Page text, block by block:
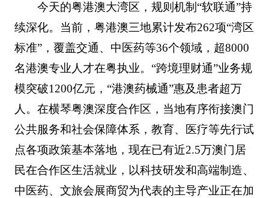
今天的粤港澳大湾区，规则机制“软联通”持
续深化。当前，粤港澳三地累计发布262项“湾区
标准”，覆盖交通、中医药等36个领域，超8000
名港澳专业人才在粤执业。“跨境理财通”业务规
模突破1200亿元，“港澳药械通”惠及患者超万
人。在横琴粤澳深度合作区，当地有序衔接澳门
公共服务和社会保障体系，教育、医疗等先行试
点各项政策基本落地，现在已有近2.5万澳门居
民在合作区生活就业，以科技研发和高端制造、
中医药、文旅会展商贸为代表的主导产业正在加